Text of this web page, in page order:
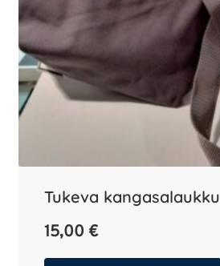
Tukeva kangasalaukku
15,00 €